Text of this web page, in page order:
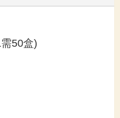
50盒)